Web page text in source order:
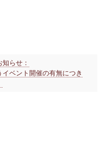
らせ：
イベント開催の有無につき